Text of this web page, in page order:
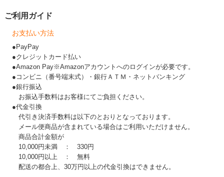
ご利用ガイド
お支払い方法
●PayPay
●クレジットカード払い
●Amazon Pay※Amazonアカウントへのログインが必要です。
●コンビニ（番号端末式）・銀行ＡＴＭ・ネットバンキング
●銀行振込
お振込手数料はお客様にてご負担ください。
●代金引換
代引き決済手数料は以下のとおりとなっております。
メール便商品が含まれている場合はご利用いただけません。
商品合計金額が
10,000円未満 ： 330円
10,000円以上 ： 無料
配送の都合上、30万円以上の代金引換はできません。